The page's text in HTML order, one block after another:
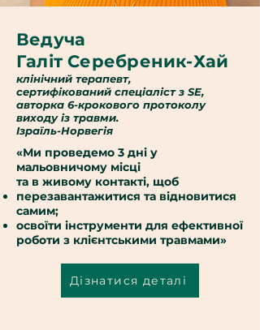
Ведуча
Галіт Серебреник-Хай
клінічний терапевт,
сертифікований спеціаліст з SE,
авторка 6-крокового протоколу
виходу із травми.
Ізраїль-Норвегія
«Ми проведемо 3 дні у
мальовничому місці
та в живому контакті, щоб
перезавантажитися та відновитися
самим;
освоїти інструменти для ефективної
роботи з клієнтськими травмами»
Дізнатися деталі